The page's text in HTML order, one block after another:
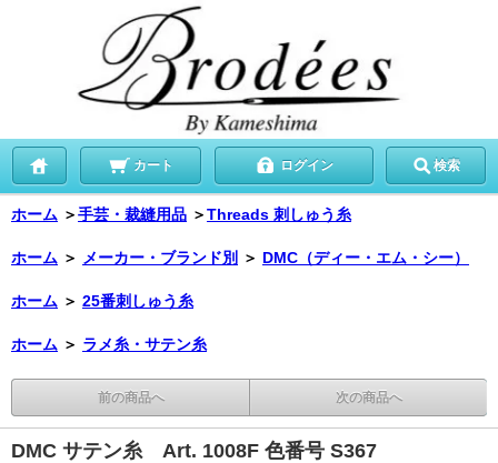
カート ログイン 検索
ホーム ＞手芸・裁縫用品 ＞Threads 刺しゅう糸
ホーム ＞ メーカー・ブランド別 ＞ DMC（ディー・エム・シー）
ホーム ＞ 25番刺しゅう糸
ホーム ＞ ラメ糸・サテン糸
前の商品へ 次の商品へ
DMC サテン糸 Art. 1008F 色番号 S367